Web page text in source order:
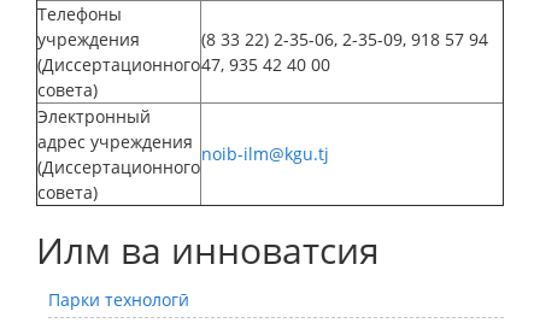
Телефоны
учреждения
(Диссертационного
совета)
(8 33 22) 2-35-06, 2-35-09, 918 57 94
47, 935 42 40 00
Электронный
адрес учреждения
(Диссертационного
совета)
noib-ilm@kgu.tj
Илм ва инноватсия
Парки технологӣ